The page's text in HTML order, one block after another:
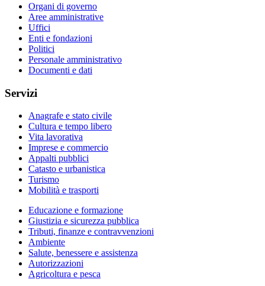
Organi di governo
Aree amministrative
Uffici
Enti e fondazioni
Politici
Personale amministrativo
Documenti e dati
Servizi
Anagrafe e stato civile
Cultura e tempo libero
Vita lavorativa
Imprese e commercio
Appalti pubblici
Catasto e urbanistica
Turismo
Mobilità e trasporti
Educazione e formazione
Giustizia e sicurezza pubblica
Tributi, finanze e contravvenzioni
Ambiente
Salute, benessere e assistenza
Autorizzazioni
Agricoltura e pesca